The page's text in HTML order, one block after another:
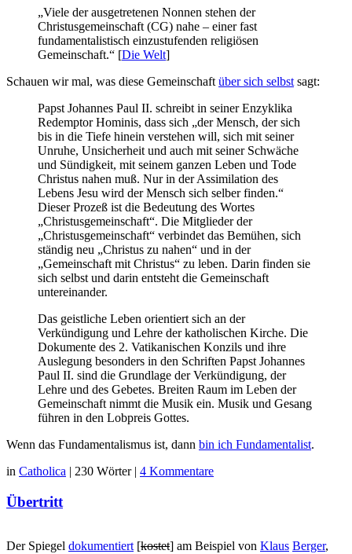
„Viele der ausgetretenen Nonnen stehen der
Christusgemeinschaft (CG) nahe – einer fast
fundamentalistisch einzustufenden religiösen
Gemeinschaft.“ [Die Welt]
Schauen wir mal, was diese Gemeinschaft über sich selbst sagt:
Papst Johannes Paul II. schreibt in seiner Enzyklika
Redemptor Hominis, dass sich „der Mensch, der sich
bis in die Tiefe hinein verstehen will, sich mit seiner
Unruhe, Unsicherheit und auch mit seiner Schwäche
und Sündigkeit, mit seinem ganzen Leben und Tode
Christus nahen muß. Nur in der Assimilation des
Lebens Jesu wird der Mensch sich selber finden.“
Dieser Prozeß ist die Bedeutung des Wortes
„Christusgemeinschaft“. Die Mitglieder der
„Christusgemeinschaft“ verbindet das Bemühen, sich
ständig neu „Christus zu nahen“ und in der
„Gemeinschaft mit Christus“ zu leben. Darin finden sie
sich selbst und darin entsteht die Gemeinschaft
untereinander.
Das geistliche Leben orientiert sich an der
Verkündigung und Lehre der katholischen Kirche. Die
Dokumente des 2. Vatikanischen Konzils und ihre
Auslegung besonders in den Schriften Papst Johannes
Paul II. sind die Grundlage der Verkündigung, der
Lehre und des Gebetes. Breiten Raum im Leben der
Gemeinschaft nimmt die Musik ein. Musik und Gesang
führen in den Lobpreis Gottes.
Wenn das Fundamentalismus ist, dann bin ich Fundamentalist.
in Catholica | 230 Wörter | 4 Kommentare
Übertritt
Der Spiegel dokumentiert [kostet] am Beispiel von Klaus Berger,